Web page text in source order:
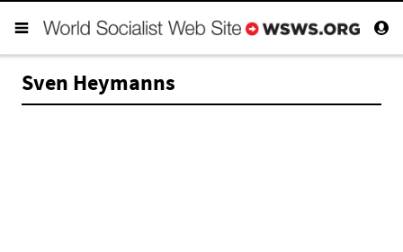
Sven Heymanns